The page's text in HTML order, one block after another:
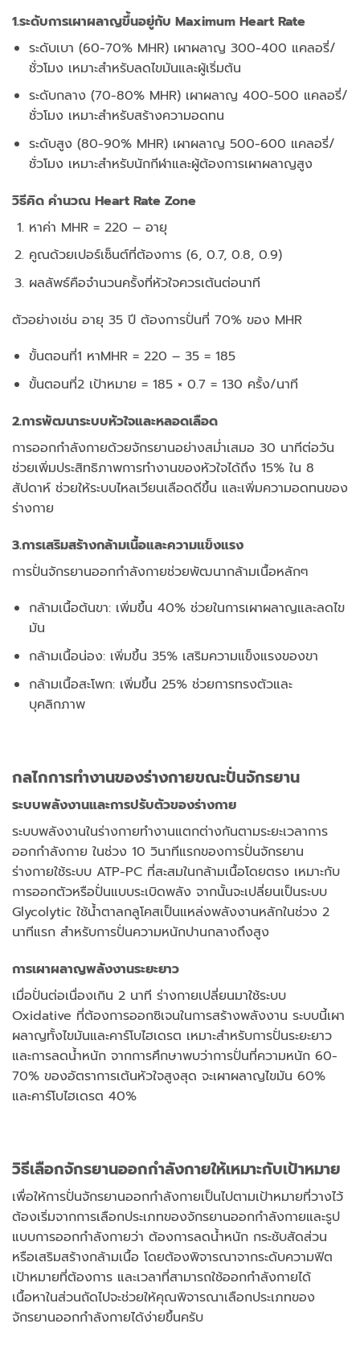
1.ระดับการเผาผลาญขึ้นอยู่กับ Maximum Heart Rate
ระดับเบา (60-70% MHR) เผาผลาญ 300-400 แคลอรี่/
ชั่วโมง เหมาะสำหรับลดไขมันและผู้เริ่มต้น
ระดับกลาง (70-80% MHR) เผาผลาญ 400-500 แคลอรี่/
ชั่วโมง เหมาะสำหรับสร้างความอดทน
ระดับสูง (80-90% MHR) เผาผลาญ 500-600 แคลอรี่/
ชั่วโมง เหมาะสำหรับนักกีฬาและผู้ต้องการเผาผลาญสูง
วิธีคิด คำนวณ Heart Rate Zone
หาค่า MHR = 220 – อายุ
คูณด้วยเปอร์เซ็นต์ที่ต้องการ (6, 0.7, 0.8, 0.9)
ผลลัพธ์คือจำนวนครั้งที่หัวใจควรเต้นต่อนาที
ตัวอย่างเช่น อายุ 35 ปี ต้องการปั่นที่ 70% ของ MHR
ขั้นตอนที่1 หาMHR = 220 – 35 = 185
ขั้นตอนที่2 เป้าหมาย = 185 × 0.7 = 130 ครั้ง/นาที
2.การพัฒนาระบบหัวใจและหลอดเลือด
การออกกำลังกายด้วยจักรยานอย่างสม่ำเสมอ 30 นาทีต่อวัน
ช่วยเพิ่มประสิทธิภาพการทำงานของหัวใจได้ถึง 15% ใน 8
สัปดาห์ ช่วยให้ระบบไหลเวียนเลือดดีขึ้น และเพิ่มความอดทนของ
ร่างกาย
3.การเสริมสร้างกล้ามเนื้อและความแข็งแรง
การปั่นจักรยานออกกำลังกายช่วยพัฒนากล้ามเนื้อหลักๆ
กล้ามเนื้อต้นขา: เพิ่มขึ้น 40% ช่วยในการเผาผลาญและลดไข
มัน
กล้ามเนื้อน่อง: เพิ่มขึ้น 35% เสริมความแข็งแรงของขา
กล้ามเนื้อสะโพก: เพิ่มขึ้น 25% ช่วยการทรงตัวและ
บุคลิกภาพ
กลไกการทำงานของร่างกายขณะปั่นจักรยาน
ระบบพลังงานและการปรับตัวของร่างกาย
ระบบพลังงานในร่างกายทำงานแตกต่างกันตามระยะเวลาการ
ออกกำลังกาย ในช่วง 10 วินาทีแรกของการปั่นจักรยาน
ร่างกายใช้ระบบ ATP-PC ที่สะสมในกล้ามเนื้อโดยตรง เหมาะกับ
การออกตัวหรือปั่นแบบระเบิดพลัง จากนั้นจะเปลี่ยนเป็นระบบ
Glycolytic ใช้น้ำตาลกลูโคสเป็นแหล่งพลังงานหลักในช่วง 2
นาทีแรก สำหรับการปั่นความหนักปานกลางถึงสูง
การเผาผลาญพลังงานระยะยาว
เมื่อปั่นต่อเนื่องเกิน 2 นาที ร่างกายเปลี่ยนมาใช้ระบบ
Oxidative ที่ต้องการออกซิเจนในการสร้างพลังงาน ระบบนี้เผา
ผลาญทั้งไขมันและคาร์โบไฮเดรต เหมาะสำหรับการปั่นระยะยาว
และการลดน้ำหนัก จากการศึกษาพบว่าการปั่นที่ความหนัก 60-
70% ของอัตราการเต้นหัวใจสูงสุด จะเผาผลาญไขมัน 60%
และคาร์โบไฮเดรต 40%
วิธีเลือกจักรยานออกกำลังกายให้เหมาะกับเป้าหมาย
เพื่อให้การปั่นจักรยานออกกำลังกายเป็นไปตามเป้าหมายที่วางไว้
ต้องเริ่มจากการเลือกประเภทของจักรยานออกกำลังกายและรูป
แบบการออกกำลังกายว่า ต้องการลดน้ำหนัก กระชับสัดส่วน
หรือเสริมสร้างกล้ามเนื้อ โดยต้องพิจารณาจากระดับความฟิต
เป้าหมายที่ต้องการ และเวลาที่สามารถใช้ออกกำลังกายได้
เนื้อหาในส่วนถัดไปจะช่วยให้คุณพิจารณาเลือกประเภทของ
จักรยานออกกำลังกายได้ง่ายขึ้นครับ